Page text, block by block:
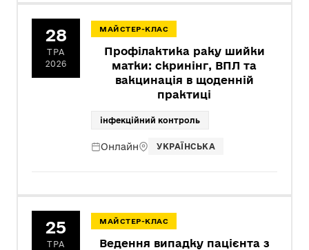
28
ТРА
2026
МАЙСТЕР-КЛАС
Профілактика раку шийки
матки: скринінг, ВПЛ та
вакцинація в щоденній
практиці
інфекційний контроль
Онлайн УКРАЇНСЬКА
25
ТРА
МАЙСТЕР-КЛАС
Ведення випадку пацієнта з